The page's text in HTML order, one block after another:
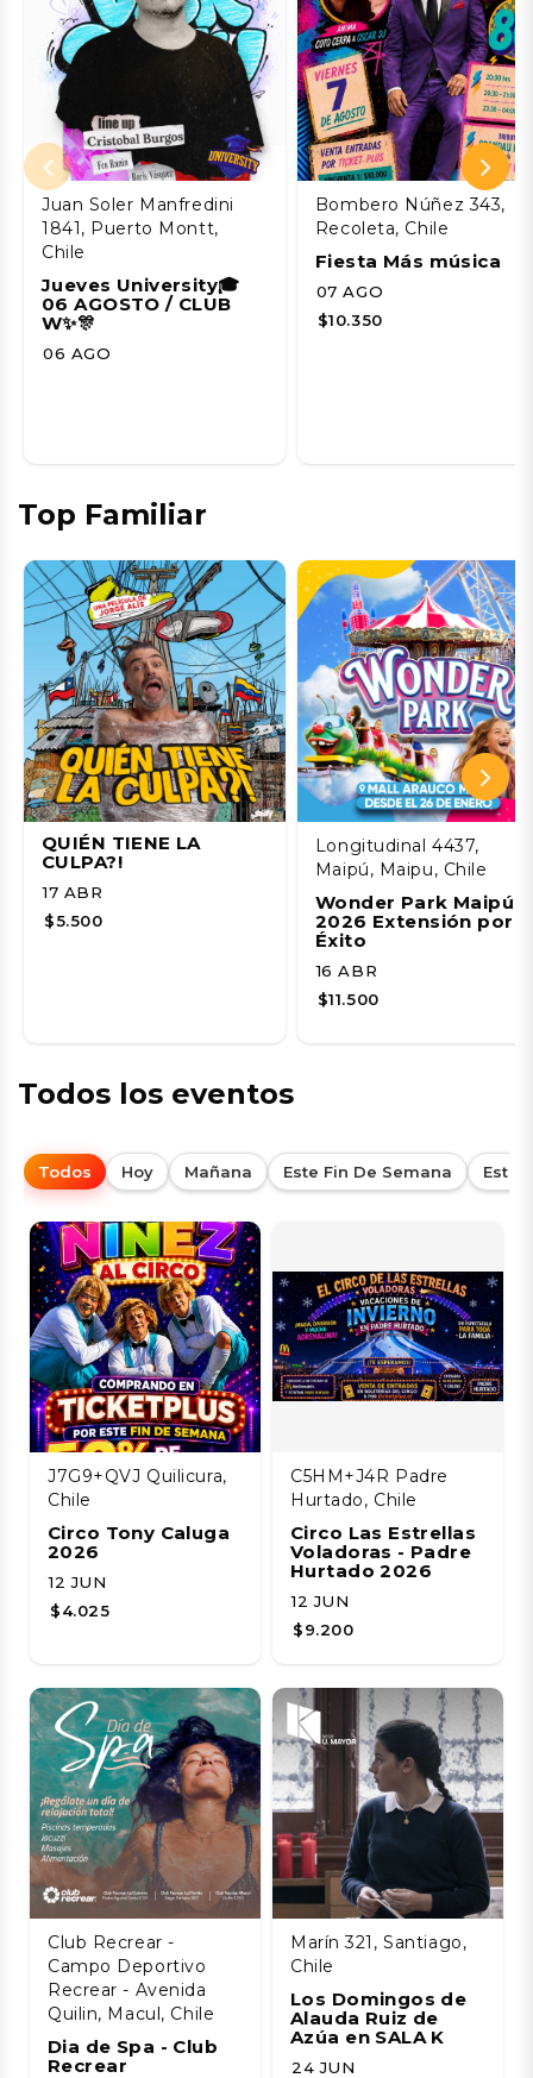
Juan Soler Manfredini
1841, Puerto Montt,
Chile
Jueves University🎓
06 AGOSTO / CLUB
W✨🎊
06 AGO
Bombero Núñez 343,
Recoleta, Chile
Fiesta Más música
07 AGO
$10.350
Top Familiar
QUIÉN TIENE LA
CULPA?!
17 ABR
$5.500
Longitudinal 4437,
Maipú, Maipu, Chile
Wonder Park Maipú
2026 Extensión por
Éxito
16 ABR
$11.500
Todos los eventos
Todos Hoy Mañana Este Fin De Semana Esta
J7G9+QVJ Quilicura,
Chile
Circo Tony Caluga
2026
12 JUN
$4.025
C5HM+J4R Padre
Hurtado, Chile
Circo Las Estrellas
Voladoras - Padre
Hurtado 2026
12 JUN
$9.200
Club Recrear -
Campo Deportivo
Recrear - Avenida
Quilin, Macul, Chile
Dia de Spa - Club
Recrear
Marín 321, Santiago,
Chile
Los Domingos de
Alauda Ruiz de
Azúa en SALA K
24 JUN